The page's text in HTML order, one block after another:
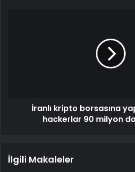
İranlı kripto borsasına
hackerlar 90 milyon
İlgili Makaleler